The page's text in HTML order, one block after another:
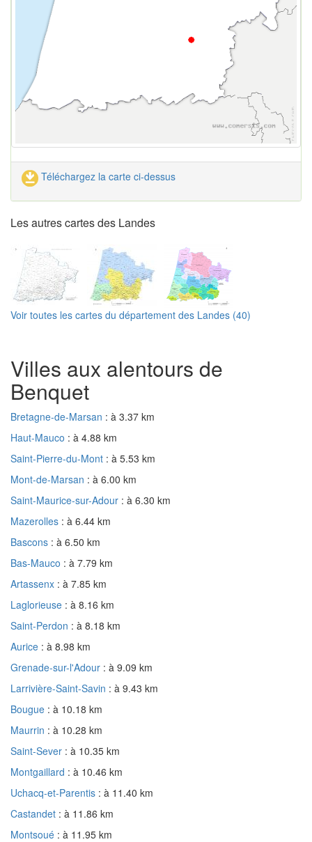
Téléchargez la carte ci-dessus
Les autres cartes des Landes
Voir toutes les cartes du département des Landes (40)
Villes aux alentours de
Benquet
Bretagne-de-Marsan : à 3.37 km
Haut-Mauco : à 4.88 km
Saint-Pierre-du-Mont : à 5.53 km
Mont-de-Marsan : à 6.00 km
Saint-Maurice-sur-Adour : à 6.30 km
Mazerolles : à 6.44 km
Bascons : à 6.50 km
Bas-Mauco : à 7.79 km
Artassenx : à 7.85 km
Laglorieuse : à 8.16 km
Saint-Perdon : à 8.18 km
Aurice : à 8.98 km
Grenade-sur-l'Adour : à 9.09 km
Larrivière-Saint-Savin : à 9.43 km
Bougue : à 10.18 km
Maurrin : à 10.28 km
Saint-Sever : à 10.35 km
Montgaillard : à 10.46 km
Uchacq-et-Parentis : à 11.40 km
Castandet : à 11.86 km
Montsoué : à 11.95 km